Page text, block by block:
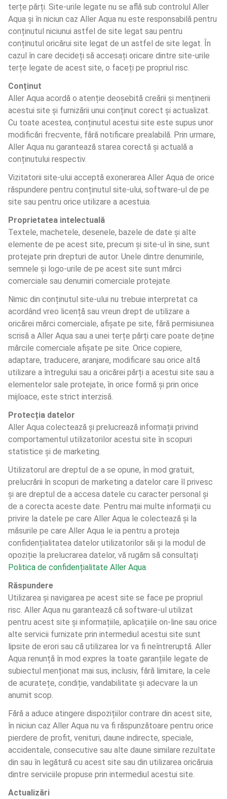
terțe părți. Site-urile legate nu se află sub controlul Aller
Aqua și în niciun caz Aller Aqua nu este responsabilă pentru
conținutul niciunui astfel de site legat sau pentru
conținutul oricărui site legat de un astfel de site legat. În
cazul în care decideți să accesați oricare dintre site-urile
terțe legate de acest site, o faceți pe propriul risc.
Conținut
Aller Aqua acordă o atenție deosebită creării și menținerii
acestui site și furnizării unui conținut corect și actualizat.
Cu toate acestea, conținutul acestui site este supus unor
modificări frecvente, fără notificare prealabilă. Prin urmare,
Aller Aqua nu garantează starea corectă și actuală a
conținutului respectiv.
Vizitatorii site-ului acceptă exonerarea Aller Aqua de orice
răspundere pentru conținutul site-ului, software-ul de pe
site sau pentru orice utilizare a acestuia.
Proprietatea intelectuală
Textele, machetele, desenele, bazele de date și alte
elemente de pe acest site, precum și site-ul în sine, sunt
protejate prin drepturi de autor. Unele dintre denumirile,
semnele și logo-urile de pe acest site sunt mărci
comerciale sau denumiri comerciale protejate.
Nimic din conținutul site-ului nu trebuie interpretat ca
acordând vreo licență sau vreun drept de utilizare a
oricărei mărci comerciale, afișate pe site, fără permisiunea
scrisă a Aller Aqua sau a unei terțe părți care poate deține
mărcile comerciale afișate pe site. Orice copiere,
adaptare, traducere, aranjare, modificare sau orice altă
utilizare a întregului sau a oricărei părți a acestui site sau a
elementelor sale protejate, în orice formă și prin orice
mijloace, este strict interzisă.
Protecția datelor
Aller Aqua colectează și prelucrează informații privind
comportamentul utilizatorilor acestui site în scopuri
statistice și de marketing.
Utilizatorul are dreptul de a se opune, în mod gratuit,
prelucrării în scopuri de marketing a datelor care îl privesc
și are dreptul de a accesa datele cu caracter personal și
de a corecta aceste date. Pentru mai multe informații cu
privire la datele pe care Aller Aqua le colectează și la
măsurile pe care Aller Aqua le ia pentru a proteja
confidențialitatea datelor utilizatorilor săi și la modul de
opoziție la prelucrarea datelor, vă rugăm să consultați
Politica de confidențialitate Aller Aqua.
Răspundere
Utilizarea și navigarea pe acest site se face pe propriul
risc. Aller Aqua nu garantează că software-ul utilizat
pentru acest site și informațiile, aplicațiile on-line sau orice
alte servicii furnizate prin intermediul acestui site sunt
lipsite de erori sau că utilizarea lor va fi neîntreruptă. Aller
Aqua renunță în mod expres la toate garanțiile legate de
subiectul menționat mai sus, inclusiv, fără limitare, la cele
de acuratețe, condiție, vandabilitate și adecvare la un
anumit scop.
Fără a aduce atingere dispozițiilor contrare din acest site,
în niciun caz Aller Aqua nu va fi răspunzătoare pentru orice
pierdere de profit, venituri, daune indirecte, speciale,
accidentale, consecutive sau alte daune similare rezultate
din sau în legătură cu acest site sau din utilizarea oricăruia
dintre serviciile propuse prin intermediul acestui site.
Actualizări